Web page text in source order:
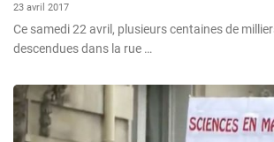
23 avril 2017
Ce samedi 22 avril, plusieurs centaines de
descendues dans la rue …